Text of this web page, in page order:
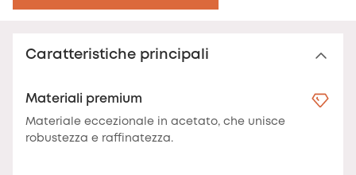
Caratteristiche principali
Materiali premium
Materiale eccezionale in acetato, che unisce
robustezza e raffinatezza.